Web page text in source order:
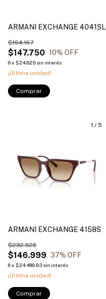
ARMANI EXCHANGE 4041SL
$147.750
$164.167
10% OFF
6x $24.625 sin interés
¡Última unidad!
Comprar
1 / 5
ARMANI EXCHANGE 4158S
$146.999
$232.526
37% OFF
6x $24.499,83 sin interés
¡Última unidad!
Comprar